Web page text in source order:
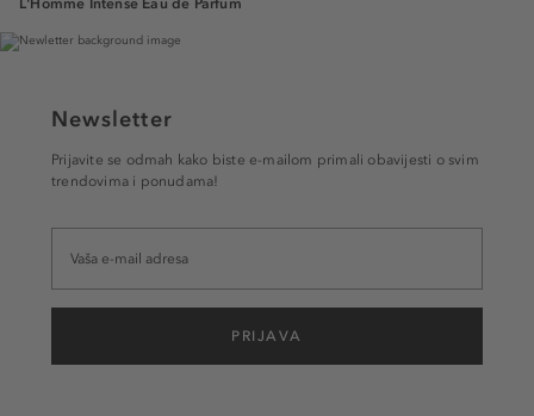
Newsletter
Prijavite se odmah kako biste e-mailom primali obavijesti o svim
trendovima i ponudama!
PRIJAVA